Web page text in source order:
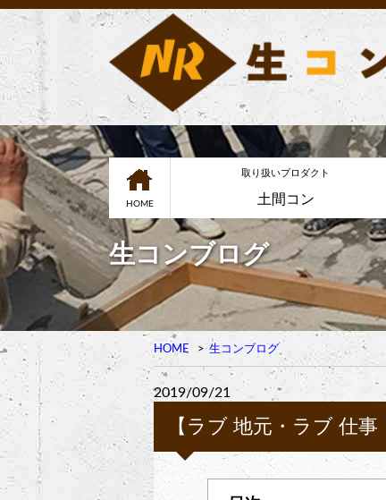
HOME
取り扱いプロダクト
土間コン
生コンブログ
HOME 生コンブログ
2019/09/21
【ラブ 地元・ラブ 仕事